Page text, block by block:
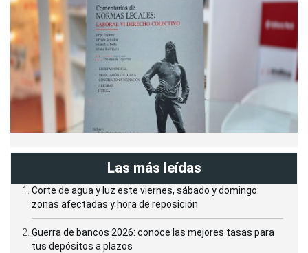
Las más leídas
Corte de agua y luz este viernes, sábado y domingo:
zonas afectadas y hora de reposición
Guerra de bancos 2026: conoce las mejores tasas para
tus depósitos a plazos